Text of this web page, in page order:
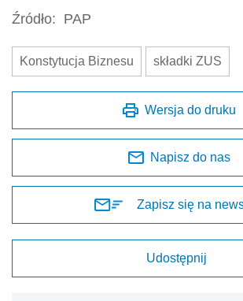
Źródło: PAP
Konstytucja Biznesu składki ZUS
Wersja do druku
Napisz do nas
Zapisz się na
Udostępnij